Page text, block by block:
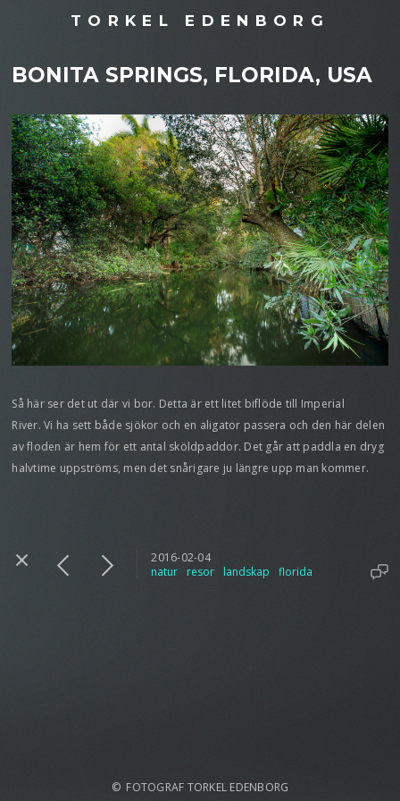
TORKEL EDENBORG
BONITA SPRINGS, FLORIDA, USA
Så här ser det ut där vi bor. Detta är ett litet biflöde till Imperial
River. Vi ha sett både sjökor och en aligator passera och den här delen
av floden är hem för ett antal sköldpaddor. Det går att paddla en dryg
halvtime uppströms, men det snårigare ju längre upp man kommer.
2016-02-04
natur
resor landskap florida
© FOTOGRAF TORKEL EDENBORG